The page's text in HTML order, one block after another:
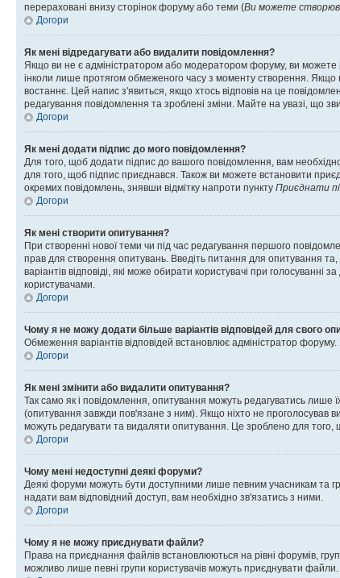
перераховані внизу сторінок форуму або теми (Ви можете
Догори
Як мені відредагувати або видалити повідомлення?
Якщо ви не є адміністратором або модератором форуму, ви можете
інколи лише протягом обмеженого часу з моменту створення. Якщо
востаннє. Цей напис з'явиться, якщо хтось відповів на це
редагування повідомлення та зроблені зміни. Майте на увазі, що
Догори
Як мені додати підпис до мого повідомлення?
Для того, щоб додати підпис до вашого повідомлення, вам
для того, щоб підпис приєднався. Також ви можете встановити
окремих повідомлень, знявши відмітку напроти пункту Приєднати
Догори
Як мені створити опитування?
При створенні нової теми чи під час редагування першого
прав для створення опитувань. Введіть питання для опитування та,
варіантів відповіді, які може обирати користувачі при
користувачами.
Догори
Чому я не можу додати більше варіантів відповідей для свого
Обмеження варіантів відповідей встановлює адміністратор
Догори
Як мені змінити або видалити опитування?
Так само як і повідомлення, опитування можуть редагуватись
(опитування завжди пов'язане з ним). Якщо ніхто не проголосував
можуть редагувати та видаляти опитування. Це зроблено для того,
Догори
Чому мені недоступні деякі форуми?
Деякі форуми можуть бути доступними лише певним учасникам та
надати вам відповідний доступ, вам необхідно зв'язатись з ними.
Догори
Чому я не можу приєднувати файли?
Права на приєднання файлів встановлюються на рівні форумів,
можливо лише певні групи користувачів можуть приєднувати